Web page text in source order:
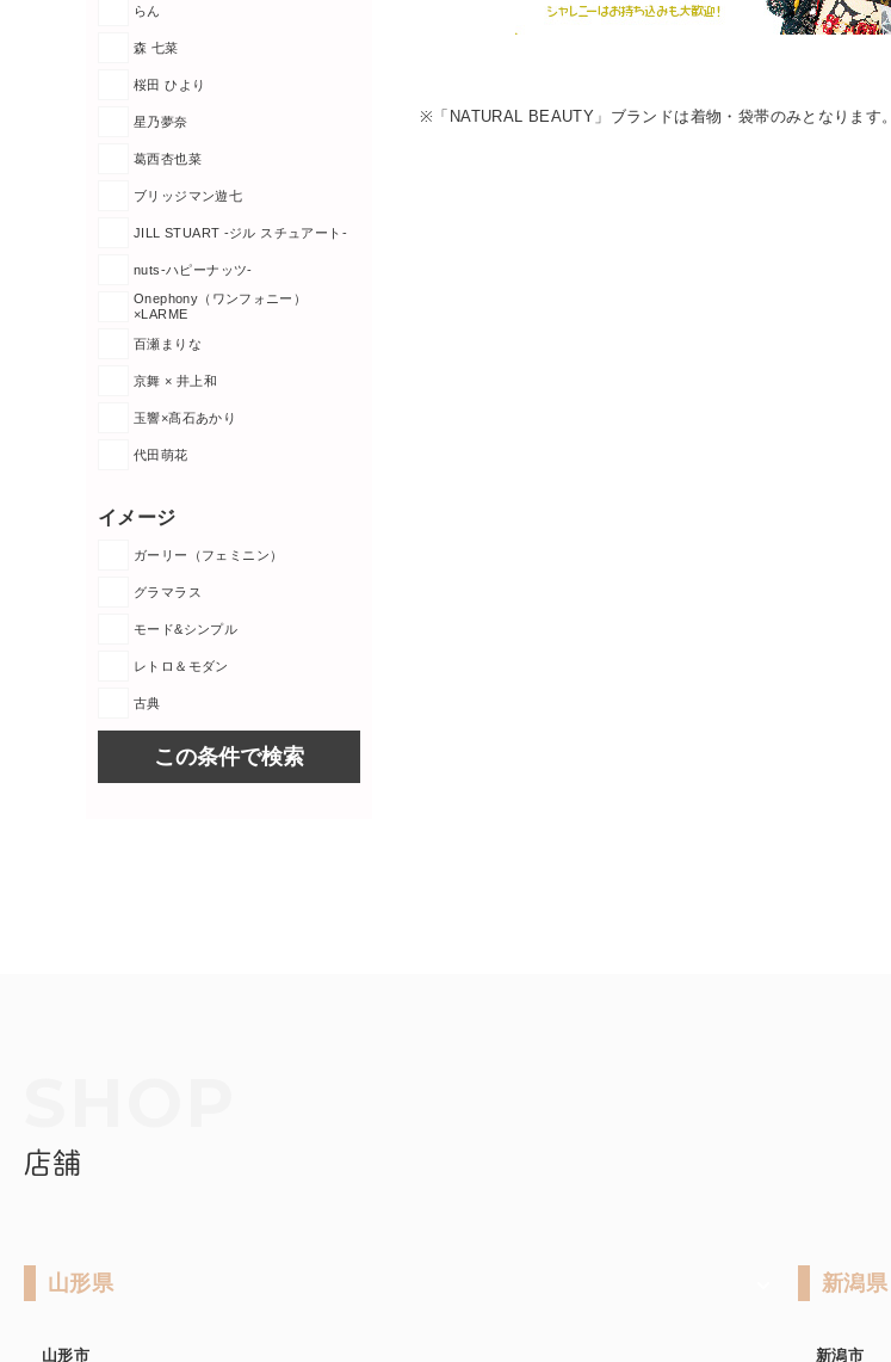
※「NATURAL BEAUTY」ブランドは着物・袋帯のみとなります。
らん
森 七菜
桜田 ひより
星乃夢奈
葛西杏也菜
ブリッジマン遊七
JILL STUART -ジル スチュアート-
nuts-ハピーナッツ-
Onephony（ワンフォニー）
×LARME
百瀬まりな
京舞 × 井上和
玉響×髙石あかり
代田萌花
イメージ
ガーリー（フェミニン）
グラマラス
モード&シンプル
レトロ＆モダン
古典
この条件で検索
店舗
山形県
山形市
新潟県
新潟市